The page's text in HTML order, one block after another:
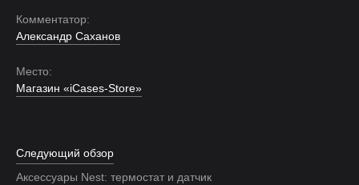
Комментатор:
Александр Саханов
Место:
Магазин «iCases-Store»
Следующий обзор
Аксессуары Nest: термостат и датчик